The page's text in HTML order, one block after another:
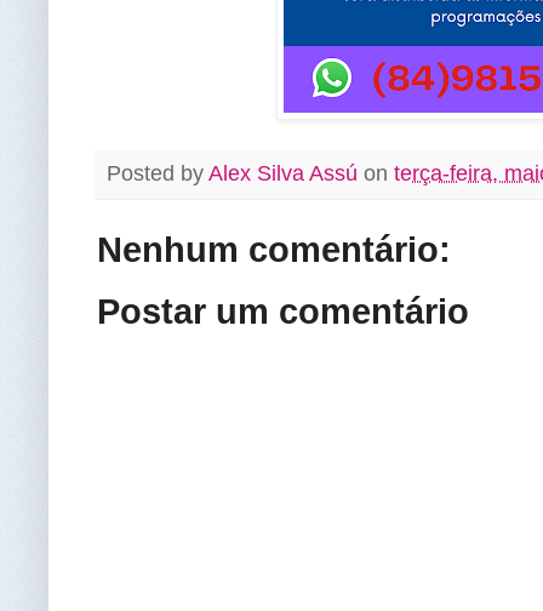
Posted by Alex Silva Assú on terça-feira,
Nenhum comentário:
Postar um comentário